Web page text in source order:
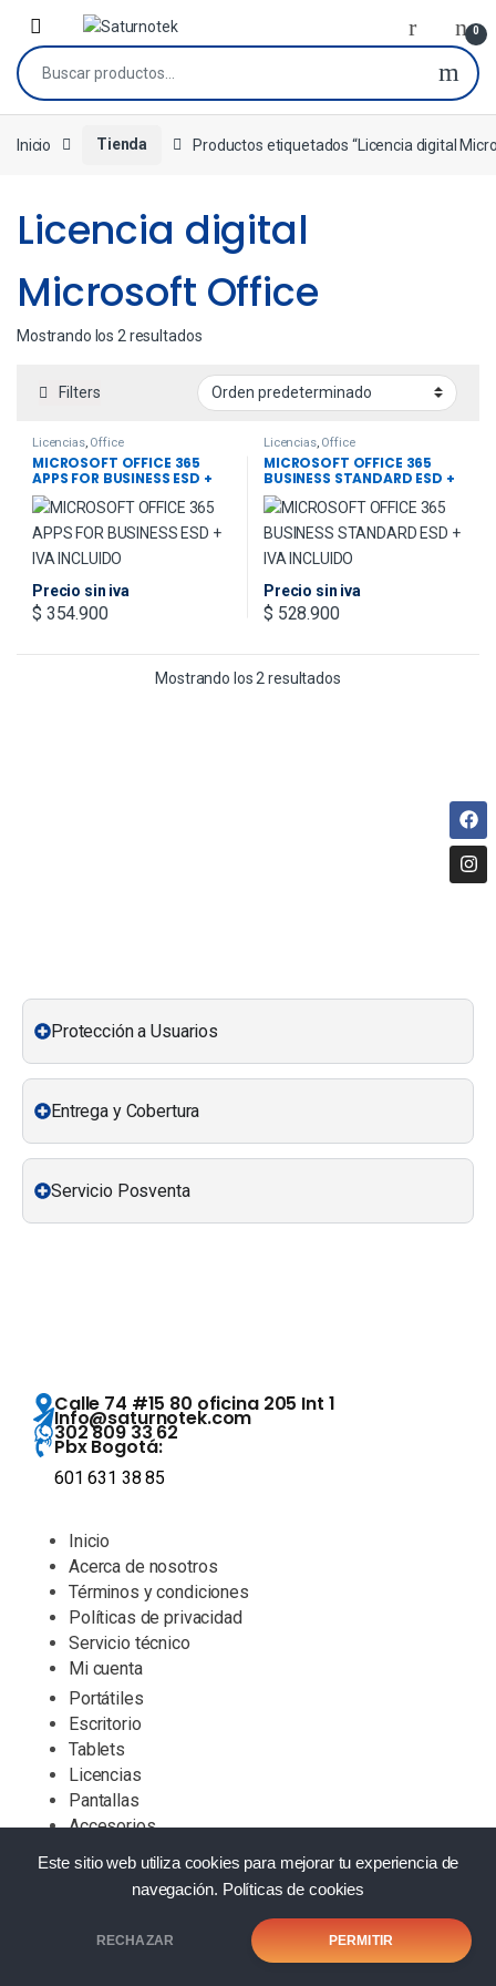
Este sitio web utiliza cookies para mejorar tu experiencia de
navegación. Políticas de cookies
RECHAZAR PERMITIR
0
Inicio Tienda Productos etiquetados “Licencia digital
Licencia digital
Microsoft Office
Mostrando los 2 resultados
Filters
Licencias, Office
MICROSOFT OFFICE 365
APPS FOR BUSINESS ESD +
IVA INCLUIDO
Precio sin iva
$ 354.900
Licencias, Office
MICROSOFT OFFICE 365
BUSINESS STANDARD ESD +
IVA INCLUIDO
Precio sin iva
$ 528.900
Mostrando los 2 resultados
Protección a Usuarios
Entrega y Cobertura
Servicio Posventa
Calle 74 #15 80 oficina 205 Int 1
Info@saturnotek.com
302 809 33 62
Pbx Bogotá:
601 631 38 85
Inicio
Acerca de nosotros
Términos y condiciones
Políticas de privacidad
Servicio técnico
Mi cuenta
Portátiles
Escritorio
Tablets
Licencias
Pantallas
Accesorios
© SaturnoTek.com – SILVERLIGHT COLOMBIA S.A.S. – Todos los